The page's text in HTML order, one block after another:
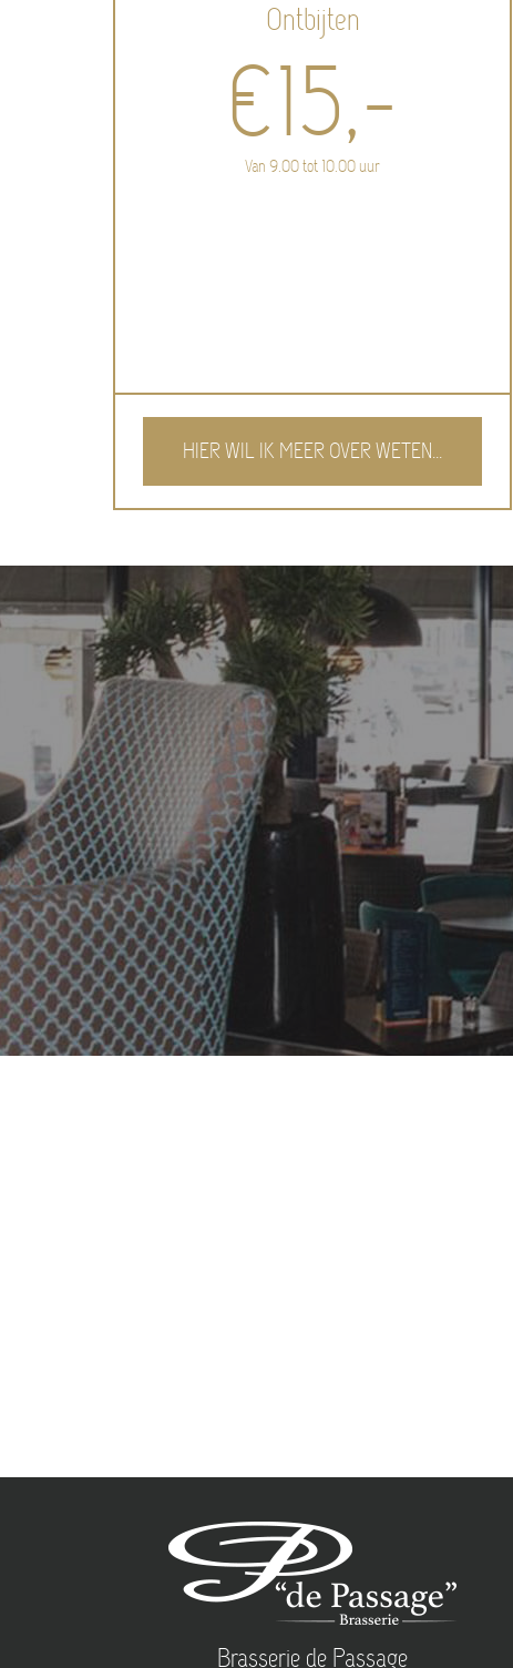
Ontbijten
€15,-
Van 9.00 tot 10.00 uur
HIER WIL IK MEER OVER WETEN...
Brasserie de Passage